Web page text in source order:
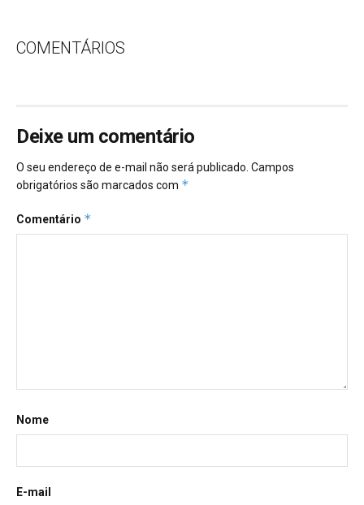
COMENTÁRIOS
Deixe um comentário
O seu endereço de e-mail não será publicado. Campos
obrigatórios são marcados com *
Comentário *
Nome
E-mail